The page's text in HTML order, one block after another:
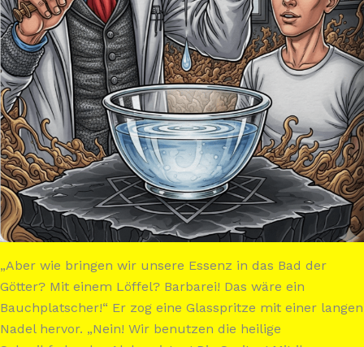
„Aber wie bringen wir unsere Essenz in das Bad der
Götter? Mit einem Löffel? Barbarei! Das wäre ein
Bauchplatscher!“ Er zog eine Glasspritze mit einer langen
Nadel hervor. „Nein! Wir benutzen die heilige